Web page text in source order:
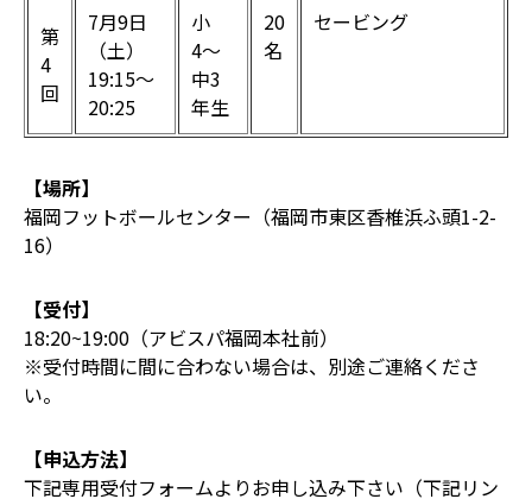
第
4
回
7月9日
（土）
19:15〜
20:25
小
4〜
中3
年生
20
名
セービング
【場所】
福岡フットボールセンター（福岡市東区香椎浜ふ頭1-2-
16）
【受付】
18:20~19:00（アビスパ福岡本社前）
※受付時間に間に合わない場合は、別途ご連絡くださ
い。
【申込方法】
下記専用受付フォームよりお申し込み下さい（下記リン